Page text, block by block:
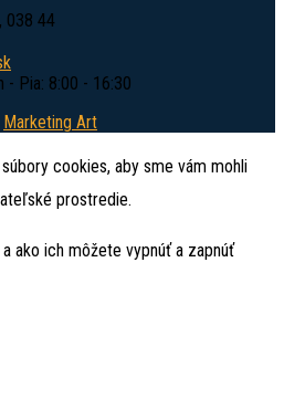
038 44
- Pia: 8:00 - 16:30
Marketing Art
cookies, aby sme vám mohli
prostredie.
ako ich môžete vypnúť a zapnúť